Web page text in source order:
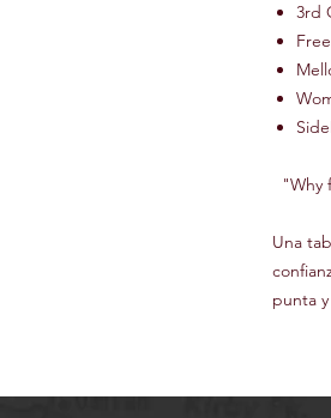
3rd
"Why
Una
punta